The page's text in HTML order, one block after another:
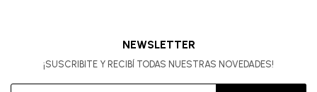
NEWSLETTER
¡SUSCRIBITE Y RECIBÍ TODAS NUESTRAS NOVEDADES!